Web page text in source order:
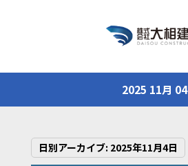
2025 11月 04
日別アーカイブ: 2025年11月4日